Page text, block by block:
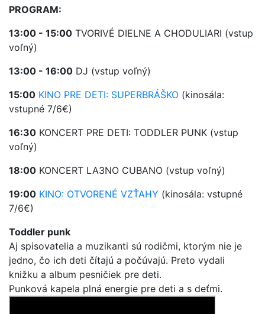
PROGRAM:
13:00 - 15:00 TVORIVÉ DIELNE A CHODULIARI (vstup
voľný)
13:00 - 16:00 DJ (vstup voľný)
15:00 KINO PRE DETI: SUPERBRÁŠKO (kinosála:
vstupné 7/6€)
16:30 KONCERT PRE DETI: TODDLER PUNK (vstup
voľný)
18:00 KONCERT LA3NO CUBANO (vstup voľný)
19:00 KINO: OTVORENÉ VZŤAHY (kinosála: vstupné
7/6€)
Toddler punk
Aj spisovatelia a muzikanti sú rodičmi, ktorým nie je
jedno, čo ich deti čítajú a počúvajú. Preto vydali
knižku a album pesničiek pre deti.
Punková kapela plná energie pre deti a s deťmi.